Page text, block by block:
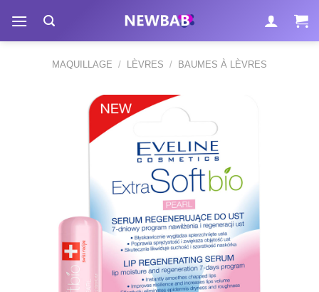
contenu
MAQUILLAGE / LÈVRES / BAUMES À LÈVRES